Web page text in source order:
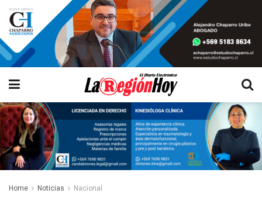
Home Noticias Nacional